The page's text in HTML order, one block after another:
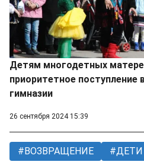
Детям многодетных
приоритетное поступление
гимназии
26 сентября 2024 15:39
ВОЗВРАЩЕНИЕ ДЕТИ